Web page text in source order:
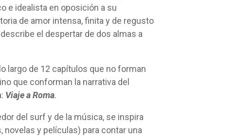
e idealista en oposición a su
de amor intensa, finita y de regusto
el despertar de dos almas a
largo de 12 capítulos que no forman
que conforman la narrativa del
Viaje a Roma.
del surf y de la música, se inspira
y películas) para contar una